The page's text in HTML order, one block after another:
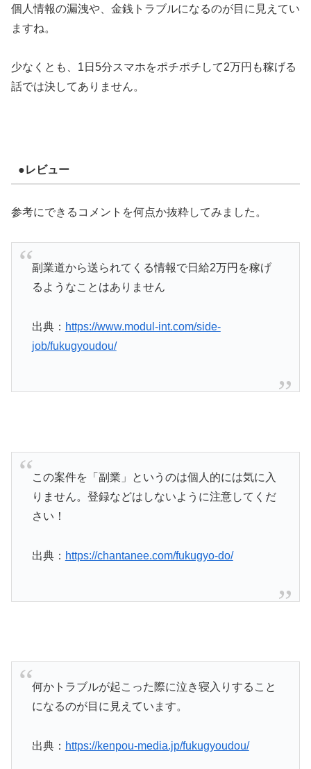
個人情報の漏洩や、金銭トラブルになるのが目に見えてい
ますね。
少なくとも、1日5分スマホをポチポチして2万円も稼げる
話では決してありません。
●レビュー
参考にできるコメントを何点か抜粋してみました。
副業道から送られてくる情報で日給2万円を稼げ
るようなことはありません
出典： https://www.modul-int.com/side-
job/fukugyoudou/
この案件を「副業」というのは個人的には気に入
りません。登録などはしないように注意してくだ
さい！
出典： https://chantanee.com/fukugyo-do/
何かトラブルが起こった際に泣き寝入りすること
になるのが目に見えています。
出典： https://kenpou-media.jp/fukugyoudou/